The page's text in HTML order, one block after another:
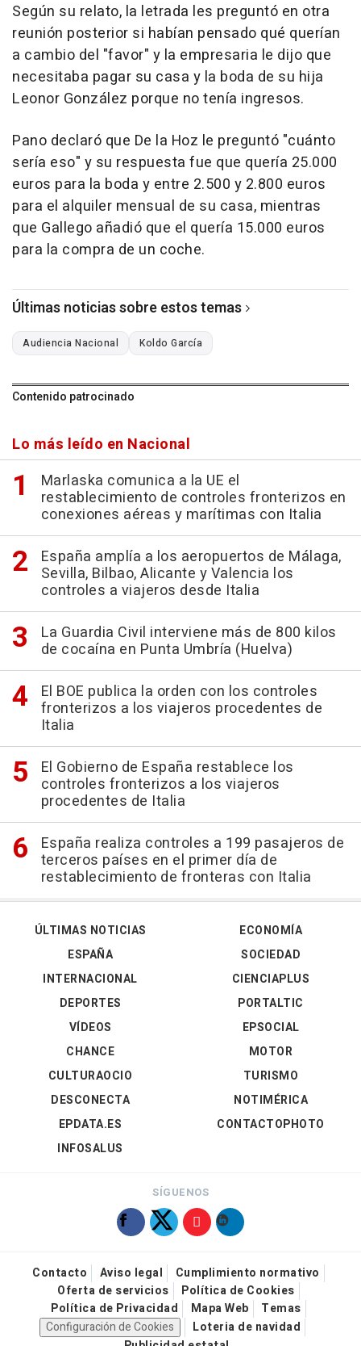
Según su relato, la letrada les preguntó en otra
reunión posterior si habían pensado qué querían
a cambio del "favor" y la empresaria le dijo que
necesitaba pagar su casa y la boda de su hija
Leonor González porque no tenía ingresos.
Pano declaró que De la Hoz le preguntó "cuánto
sería eso" y su respuesta fue que quería 25.000
euros para la boda y entre 2.500 y 2.800 euros
para el alquiler mensual de su casa, mientras
que Gallego añadió que el quería 15.000 euros
para la compra de un coche.
Últimas noticias sobre estos temas
Audiencia Nacional Koldo García
Contenido patrocinado
Lo más leído en Nacional
Marlaska comunica a la UE el
restablecimiento de controles fronterizos en
conexiones aéreas y marítimas con Italia
España amplía a los aeropuertos de Málaga,
Sevilla, Bilbao, Alicante y Valencia los
controles a viajeros desde Italia
La Guardia Civil interviene más de 800 kilos
de cocaína en Punta Umbría (Huelva)
El BOE publica la orden con los controles
fronterizos a los viajeros procedentes de
Italia
El Gobierno de España restablece los
controles fronterizos a los viajeros
procedentes de Italia
España realiza controles a 199 pasajeros de
terceros países en el primer día de
restablecimiento de fronteras con Italia
ÚLTIMAS NOTICIAS
ESPAÑA
INTERNACIONAL
DEPORTES
VÍDEOS
ECONOMÍA
SOCIEDAD
CIENCIAPLUS
PORTALTIC
EPSOCIAL
CHANCE
CULTURAOCIO
DESCONECTA
EPDATA.ES
INFOSALUS
MOTOR
TURISMO
NOTIMÉRICA
CONTACTOPHOTO
SÍGUENOS
Contacto Aviso legal
Cumplimiento normativo
Oferta de servicios
Política de Cookies
Política de Privacidad
Mapa Web
Temas
Configuración de Cookies
Loteria de navidad